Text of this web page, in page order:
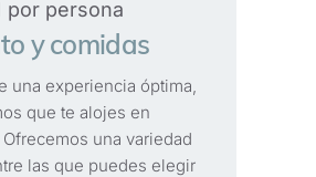
por persona
y comidas
una experiencia óptima,
que te alojes en
una variedad
las que puedes elegir